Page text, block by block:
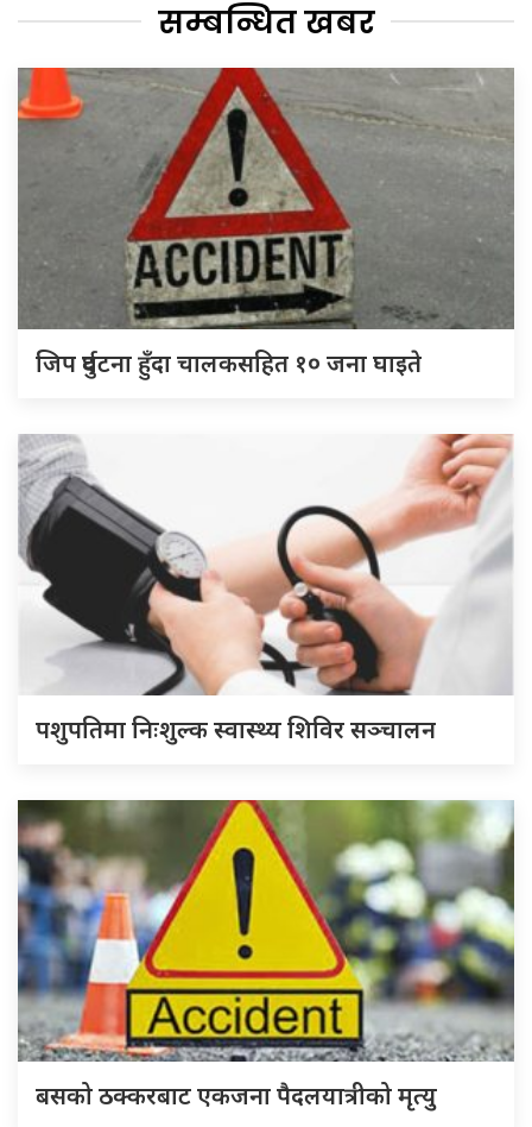
सम्बन्धित खबर
जिप दुर्घटना हुँदा चालकसहित १० जना घाइते
पशुपतिमा निःशुल्क स्वास्थ्य शिविर सञ्चालन
बसको ठक्करबाट एकजना पैदलयात्रीको मृत्यु